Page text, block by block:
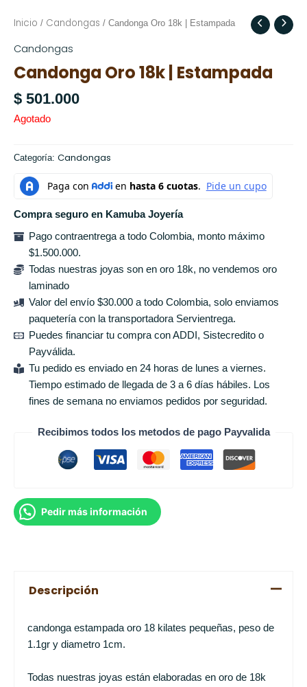
Inicio / Candongas / Candonga Oro 18k | Estampada
Candongas
Candonga Oro 18k | Estampada
$ 501.000
Agotado
Categoría: Candongas
Compra seguro en Kamuba Joyería
Pago contraentrega a todo Colombia, monto máximo
$1.500.000.
Todas nuestras joyas son en oro 18k, no vendemos oro
laminado
Valor del envío $30.000 a todo Colombia, solo enviamos
paquetería con la transportadora Servientrega.
Puedes financiar tu compra con ADDI, Sistecredito o
Payválida.
Tu pedido es enviado en 24 horas de lunes a viernes.
Tiempo estimado de llegada de 3 a 6 días hábiles. Los
fines de semana no enviamos pedidos por seguridad.
Recibimos todos los metodos de pago Payvalida
Pedir más información
Descripción
candonga estampada oro 18 kilates pequeñas, peso de
1.1gr y diametro 1cm.
Todas nuestras joyas están elaboradas en oro de 18k